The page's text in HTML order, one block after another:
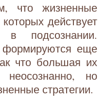
что жизненные
действует
в подсознании.
еще
что большая их
неосознанно, но
стратегии.